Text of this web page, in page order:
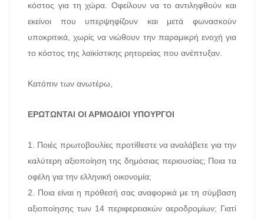
κόστος για τη χώρα. Οφείλουν να το αντιληφθούν και
εκείνοι που υπερψηφίζουν και μετά φωνασκούν
υποκριτικά, χωρίς να νιώθουν την παραμικρή ενοχή για
το κόστος της λαϊκίστικης ρητορείας που ανέπτυξαν.
Κατόπιν των ανωτέρω,
ΕΡΩΤΩΝΤΑΙ ΟΙ ΑΡΜΟΔΙΟΙ ΥΠΟΥΡΓΟΙ
1. Ποιές πρωτοβουλίες προτίθεστε να αναλάβετε για την
καλύτερη αξιοποίηση της δημόσιας περιουσίας; Ποια τα
οφέλη για την ελληνική οικονομία;
2. Ποια είναι η πρόθεσή σας αναφορικά με τη σύμβαση
αξιοποίησης των 14 περιφερειακών αεροδρομίων; Γιατί